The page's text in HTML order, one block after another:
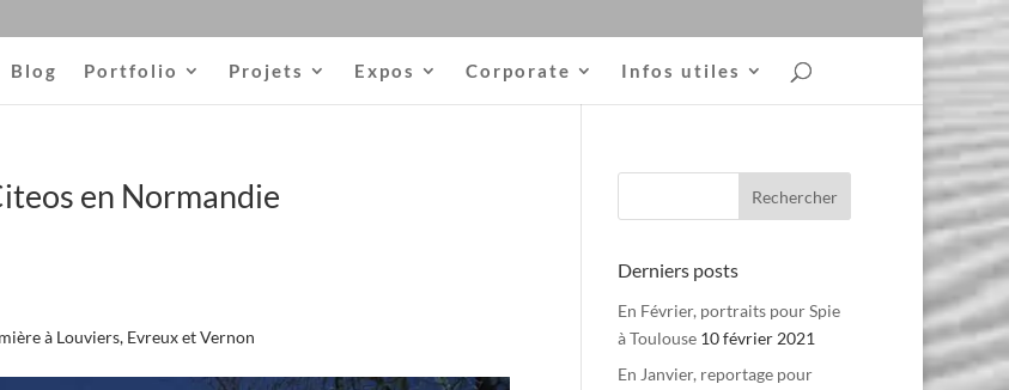
Blog Portfolio Projets Expos Corporate Infos utiles
en Normandie
à Louviers, Evreux et Vernon
Derniers posts
En Février, portraits pour Spie
à Toulouse 10 février 2021
En Janvier, reportage pour